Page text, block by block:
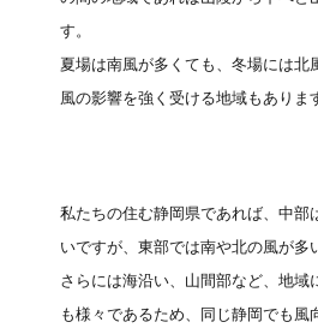
す。
夏場は南風が多くても、冬場には北
風の影響を強く受ける地域もありま
私たちの住む静岡県であれば、中部
いですが、東部では南や北の風が多
さらには海沿い、山間部など、地域
も様々であるため、同じ静岡でも風